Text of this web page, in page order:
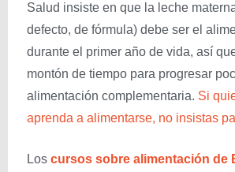
Salud insiste en que la leche
defecto, de fórmula) debe ser el
durante el primer año de vida, así
montón de tiempo para progresar
alimentación complementaria. Si
aprenda a alimentarse, no insistas
Los cursos sobre alimentación de